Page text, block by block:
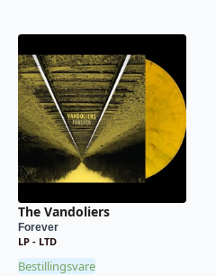
The Vandoliers
Forever
LP - LTD
Bestillingsvare